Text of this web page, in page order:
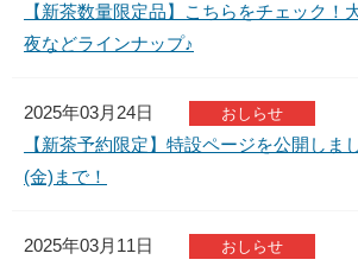
【新茶数量限定品】こちらをチェック！
夜などラインナップ♪
2025年03月24日 おしらせ
【新茶予約限定】特設ページを公開しま
(金)まで！
2025年03月11日 おしらせ